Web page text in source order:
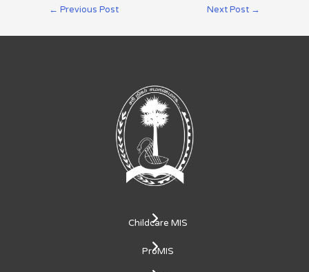
← Previous Post Next Post →
Childcare MIS
ProMIS